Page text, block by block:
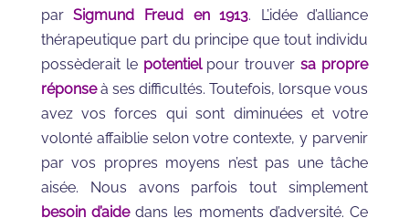
parSigmund Freud en 1913. L’idée d’alliance
thérapeutique part du principe que tout individu
possèderait le potentielpour trouversa propre
réponseà ses difficultés. Toutefois, lorsque vous
avez vos forces qui sont diminuées et votre
volonté affaiblie selon votre contexte, y parvenir
par vos propres moyens n’est pas une tâche
aisée. Nous avons parfois tout simplement
besoin d’aidedans les moments d’adversité. Ce